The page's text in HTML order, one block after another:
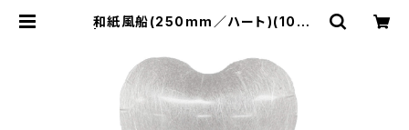
和紙風船(250mm／ハート)(10枚)